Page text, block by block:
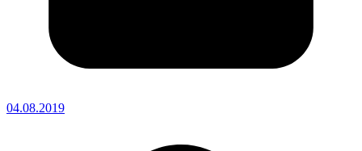
04.08.2019